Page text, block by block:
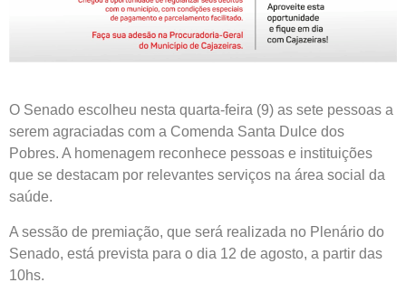
O Senado escolheu nesta quarta-feira (9) as sete pessoas a
serem agraciadas com a Comenda Santa Dulce dos
Pobres. A homenagem reconhece pessoas e instituições
que se destacam por relevantes serviços na área social da
saúde.
A sessão de premiação, que será realizada no Plenário do
Senado, está prevista para o dia 12 de agosto, a partir das
10hs.